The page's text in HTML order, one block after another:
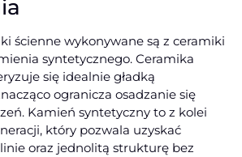
ścienne wykonywane są z ceramiki
syntetycznego. Ceramika
się idealnie gładką
ogranicza osadzanie się
Kamień syntetyczny to z kolei
który pozwala uzyskać
oraz jednolitą strukturę bez